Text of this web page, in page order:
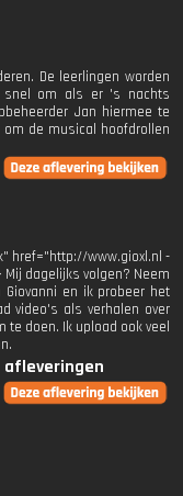
De leerlingen worden
snel om als er 's nachts
Jan hiermee te
de musical hoofdrollen
href="http://www.gioxl.nl -
dagelijks volgen? Neem
en ik probeer het
video's als verhalen over
doen. Ik upload ook veel
afleveringen